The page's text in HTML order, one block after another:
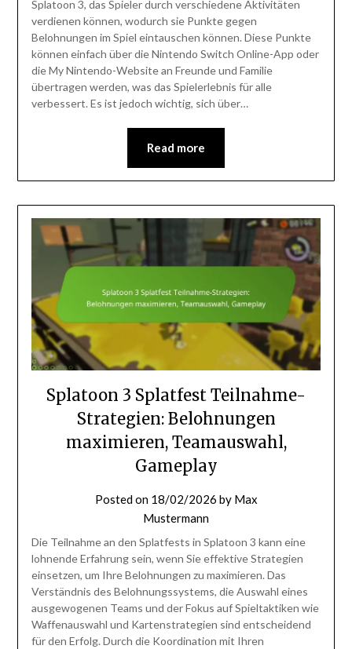
Splatoon 3, das Spieler durch verschiedene Aktivitäten
verdienen können, wodurch sie Punkte gegen
Belohnungen im Spiel eintauschen können. Diese Punkte
können einfach über die Nintendo Switch Online-App oder
die My Nintendo-Website an Freunde und Familie
übertragen werden, was das Spielerlebnis für alle
verbessert. Es ist jedoch wichtig, sich über…
Read more
Splatoon 3 Splatfest Teilnahme-
Strategien: Belohnungen
maximieren, Teamauswahl,
Gameplay
Posted on 18/02/2026 by Max
Mustermann
Die Teilnahme an den Splatfests in Splatoon 3 kann eine
lohnende Erfahrung sein, wenn Sie effektive Strategien
einsetzen, um Ihre Belohnungen zu maximieren. Das
Verständnis des Belohnungssystems, die Auswahl eines
ausgewogenen Teams und der Fokus auf Spieltaktiken wie
Waffenauswahl und Kartenstrategien sind entscheidend
für den Erfolg. Durch die Koordination mit Ihren